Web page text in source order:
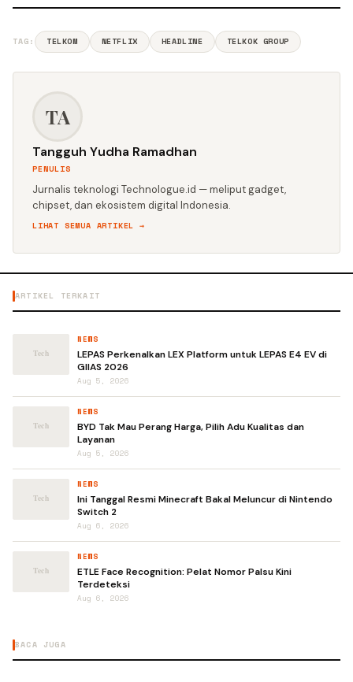
TAG: TELKOM NETFLIX HEADLINE TELKOK GROUP
TA
Tangguh Yudha Ramadhan
PENULIS
Jurnalis teknologi Technologue.id — meliput gadget,
chipset, dan ekosistem digital Indonesia.
LIHAT SEMUA ARTIKEL →
ARTIKEL TERKAIT
NEWS
LEPAS Perkenalkan LEX Platform untuk LEPAS E4 EV di
GIIAS 2026
Aug 5, 2026
NEWS
BYD Tak Mau Perang Harga, Pilih Adu Kualitas dan
Layanan
Aug 5, 2026
NEWS
Ini Tanggal Resmi Minecraft Bakal Meluncur di Nintendo
Switch 2
Aug 6, 2026
NEWS
ETLE Face Recognition: Pelat Nomor Palsu Kini
Terdeteksi
Aug 6, 2026
BACA JUGA